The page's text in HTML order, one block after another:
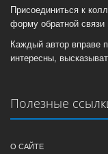
Присоединиться к
форму обратной
Каждый автор вправе
интересны,
Полезные
О САЙТЕ